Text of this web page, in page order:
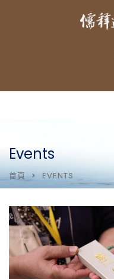
Events
首頁 EVENTS